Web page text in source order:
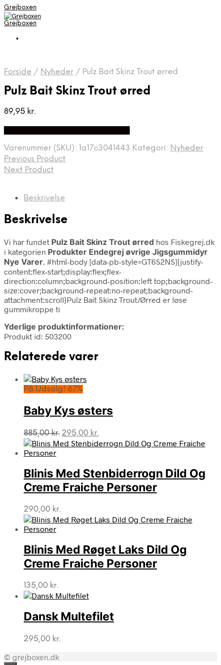
Grejboxen
Grejboxen
Forside / Nyheder / Pulz Bait Skinz Trout ørred
Pulz Bait Skinz Trout ørred
89,95 kr.
Varenummer (SKU): 1a17c3041443 Kategori: Nyheder
Previous Product
Next Product
Beskrivelse
Beskrivelse
Vi har fundet Pulz Bait Skinz Trout ørred hos Fiskegrej.dk
i kategorien Produkter Endegrej øvrige Jigsgummidyr
Nye Varer. #html-body [data-pb-style=GT6S2NS]{justify-
content:flex-start;display:flex;flex-
direction:column;background-position:left top;background-
size:cover;background-repeat:no-repeat;background-
attachment:scroll}Pulz Bait Skinz Trout/Ørred er løse
gummikroppe ti
Yderlige produktinformationer:
Produkt id: 503200
Relaterede varer
På Udsalg! 67%
Baby Kys østers
885,00kr. Den
oprindelige
885,00 kr..
295,00 kr.
aktuelle
295,00 kr..
Blinis Med Stenbiderrogn Dild Og
Creme Fraiche Personer
290,00 kr.
Blinis Med Røget Laks Dild Og
Creme Fraiche Personer
135,00 kr.
Dansk Multefilet
295,00 kr.
© grejboxen.dk